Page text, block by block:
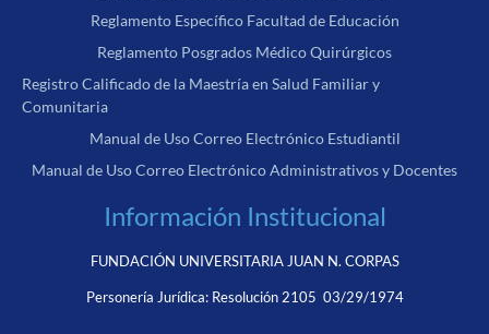
Reglamento Específico Facultad de Educación
Reglamento Posgrados Médico Quirúrgicos
Registro Calificado de la Maestría en Salud Familiar y
Comunitaria
Manual de Uso Correo Electrónico Estudiantil
Manual de Uso Correo Electrónico Administrativos y Docentes
Información Institucional
FUNDACIÓN UNIVERSITARIA JUAN N. CORPAS
Personería Jurídica: Resolución 2105 03/29/1974